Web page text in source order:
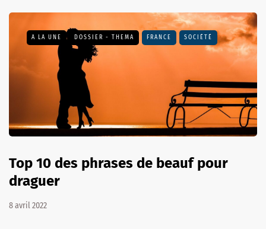
A LA UNE DOSSIER - THEMA FRANCE SOCIÉTÉ
Top 10 des phrases de beauf pour
draguer
8 avril 2022